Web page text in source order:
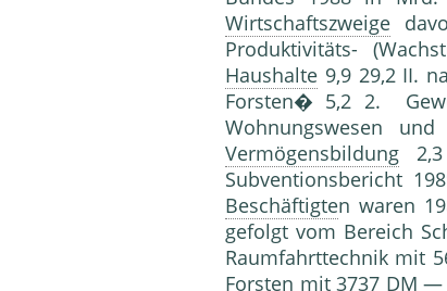
Wirtschaftszweige
Produktivitäts-
Haushalte 9,9 29,2 II.
Forsten� 5,2 2.
Wohnungswesen
Vermögensbildung
Subventionsbericht
Beschäftigten waren
gefolgt vom Bereich
Raumfahrttechnik mit
Forsten mit 3737 DM